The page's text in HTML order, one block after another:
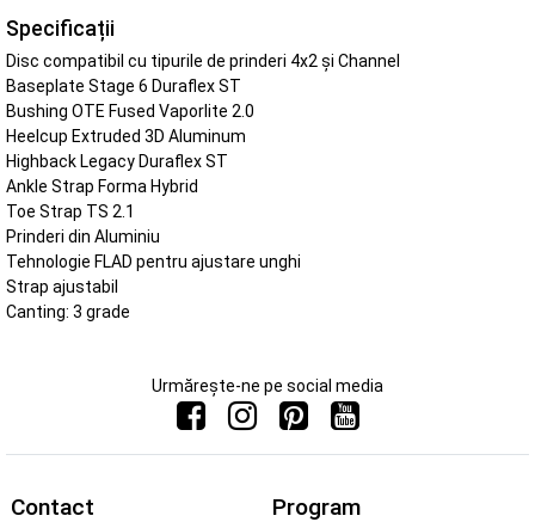
Specificații
Disc compatibil cu tipurile de prinderi 4x2 și Channel
Baseplate Stage 6 Duraflex ST
Bushing OTE Fused Vaporlite 2.0
Heelcup Extruded 3D Aluminum
Highback Legacy Duraflex ST
Ankle Strap Forma Hybrid
Toe Strap TS 2.1
Prinderi din Aluminiu
Tehnologie FLAD pentru ajustare unghi
Strap ajustabil
Canting: 3 grade
Urmărește-ne pe social media
Contact Program